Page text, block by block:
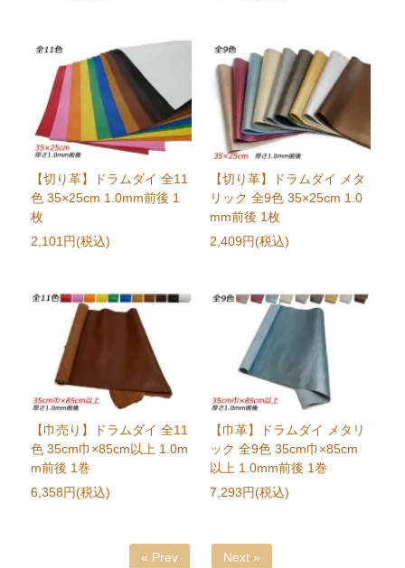
【切り革】ドラムダイ 全11
色 35×25cm 1.0mm前後 1
枚
2,101円(税込)
【切り革】ドラムダイ メタ
リック 全9色 35×25cm 1.0
mm前後 1枚
2,409円(税込)
【巾売り】ドラムダイ 全11
色 35cm巾×85cm以上 1.0m
m前後 1巻
6,358円(税込)
【巾革】ドラムダイ メタリ
ック 全9色 35cm巾×85cm
以上 1.0mm前後 1巻
7,293円(税込)
« Prev Next »